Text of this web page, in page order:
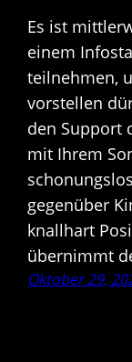
Es ist
einem
teilnehmen,
vorstellen
den Support
mit Ihrem
gegenüber
knallhart
übernimmt
Oktober 29,